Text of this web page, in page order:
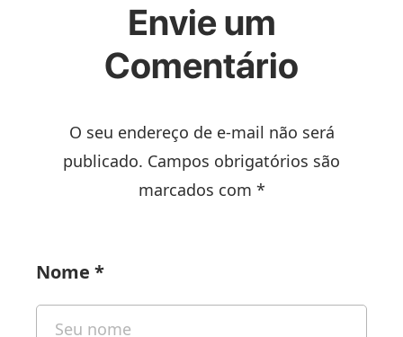
Envie um
Comentário
O seu endereço de e-mail não será
publicado. Campos obrigatórios são
marcados com *
Nome *